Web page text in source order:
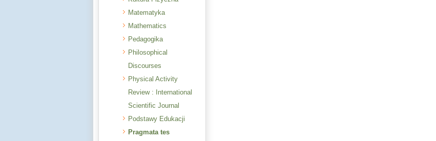
Matematyka
Mathematics
Pedagogika
Philosophical
Discourses
Physical Activity
Review : International
Scientific Journal
Podstawy Edukacji
Pragmata tes